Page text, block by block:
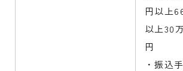
円以上
以上30
円
・振込